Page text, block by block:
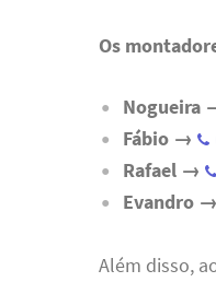
Os
Nogueira
Fábio →
Rafael →
Evandro →
Além disso,